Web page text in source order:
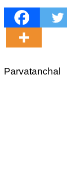
Parvatanchal